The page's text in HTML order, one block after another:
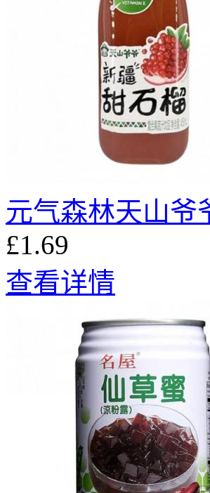
元气森林天山爷
£1.69
查看详情